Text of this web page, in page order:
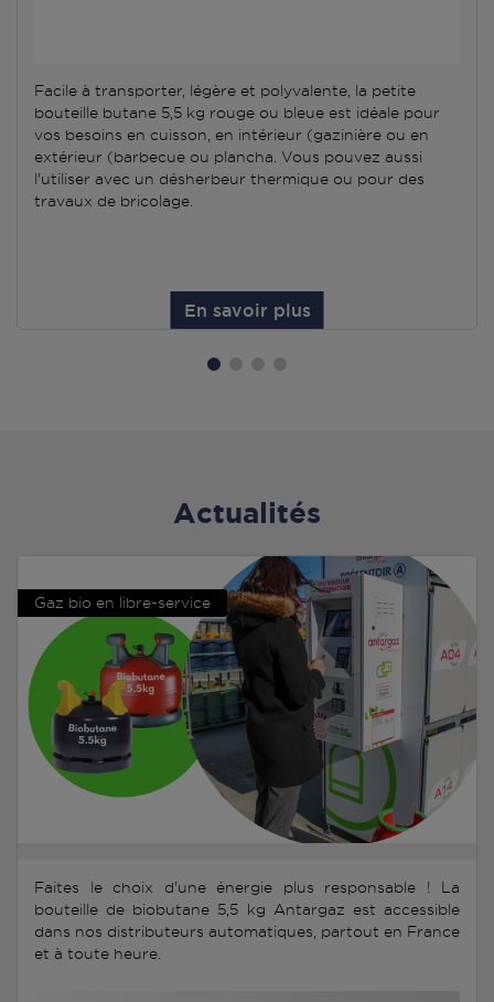
Facile à transporter, légère et polyvalente, la petite
bouteille butane 5,5 kg rouge ou bleue est idéale pour
vos besoins en cuisson, en intérieur (gazinière ou en
extérieur (barbecue ou plancha. Vous pouvez aussi
l'utiliser avec un désherbeur thermique ou pour des
travaux de bricolage.
En savoir plus
Actualités
Gaz bio en libre-service
Faites le choix d'une énergie plus responsable ! La
bouteille de biobutane 5,5 kg Antargaz est accessible
dans nos distributeurs automatiques, partout en France
et à toute heure.